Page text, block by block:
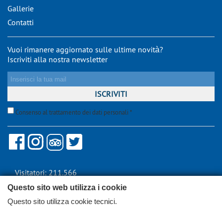
Questo sito web utilizza i cookie
Questo sito utilizza cookie tecnici.
Gallerie
Contatti
Vuoi rimanere aggiornato sulle ultime novità?
Iscriviti alla nostra newsletter
Consenso al trattamento dei dati personali *
Visitatori: 211.566
html- © Copyright 2026